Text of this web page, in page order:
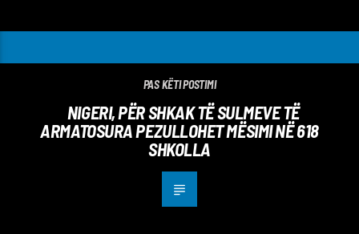
PAS KËTI POSTIMI
NIGERI, PËR SHKAK TË SULMEVE TË
ARMATOSURA PEZULLOHET MËSIMI NË 618
SHKOLLA